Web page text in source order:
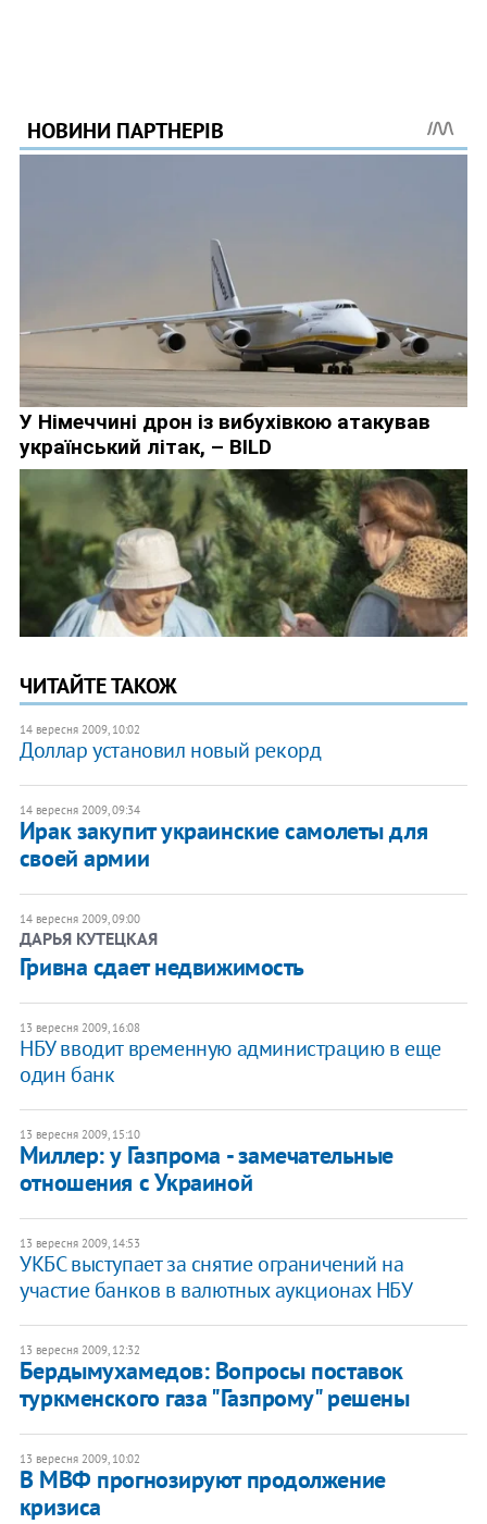
ЧИТАЙТЕ ТАКОЖ
14 вересня 2009, 10:02
Доллар установил новый рекорд
14 вересня 2009, 09:34
Ирак закупит украинские самолеты для
своей армии
14 вересня 2009, 09:00
ДАРЬЯ КУТЕЦКАЯ
Гривна сдает недвижимость
13 вересня 2009, 16:08
НБУ вводит временную администрацию в еще
один банк
13 вересня 2009, 15:10
Миллер: у Газпрома - замечательные
отношения с Украиной
13 вересня 2009, 14:53
УКБС выступает за снятие ограничений на
участие банков в валютных аукционах НБУ
13 вересня 2009, 12:32
Бердымухамедов: Вопросы поставок
туркменского газа "Газпрому" решены
13 вересня 2009, 10:02
В МВФ прогнозируют продолжение
кризиса